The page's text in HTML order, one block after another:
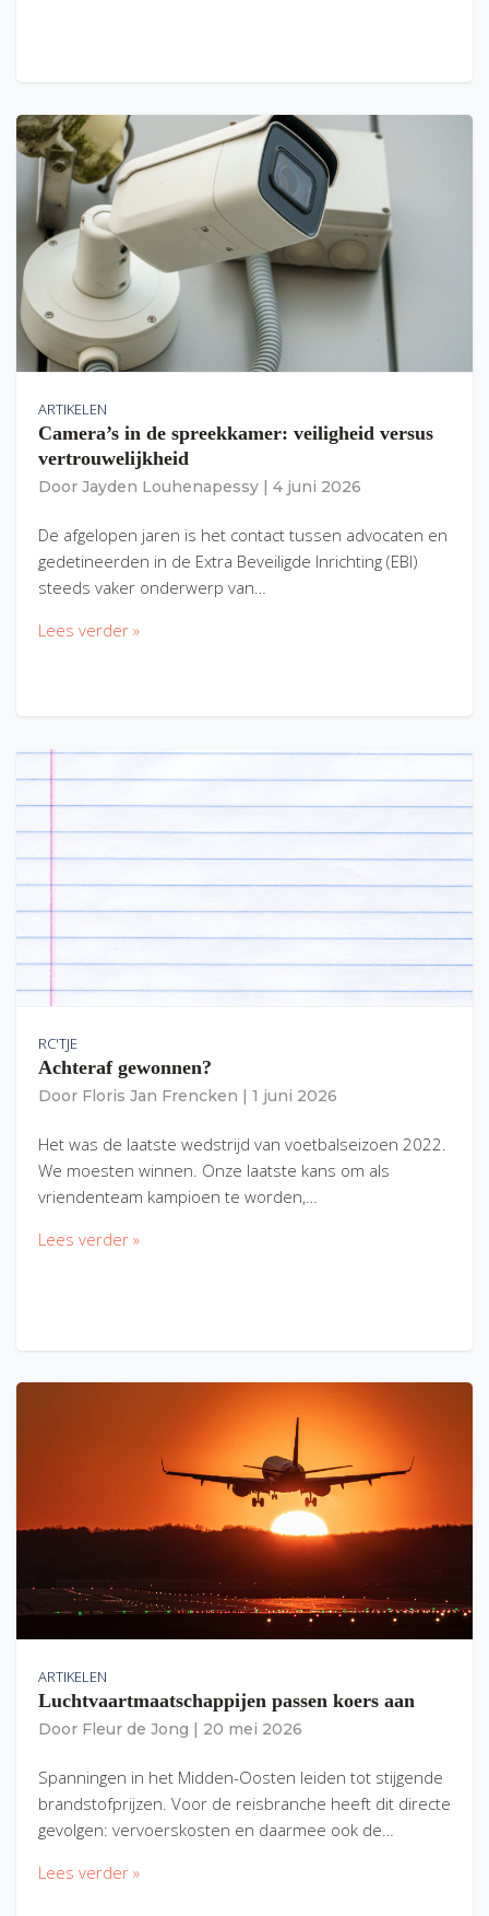
ARTIKELEN
Camera’s in de spreekkamer: veiligheid versus
vertrouwelijkheid
Door Jayden Louhenapessy 4 juni 2026
De afgelopen jaren is het contact tussen advocaten en
gedetineerden in de Extra Beveiligde Inrichting (EBI)
steeds vaker onderwerp van…
Lees verder »
RC'TJE
Achteraf gewonnen?
Door Floris Jan Frencken 1 juni 2026
Het was de laatste wedstrijd van voetbalseizoen 2022.
We moesten winnen. Onze laatste kans om als
vriendenteam kampioen te worden,…
Lees verder »
ARTIKELEN
Luchtvaartmaatschappijen passen koers aan
Door Fleur de Jong 20 mei 2026
Spanningen in het Midden-Oosten leiden tot stijgende
brandstofprijzen. Voor de reisbranche heeft dit directe
gevolgen: vervoerskosten en daarmee ook de…
Lees verder »